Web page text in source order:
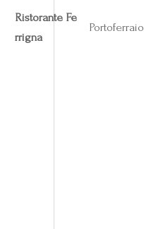
Ristorante Fe
rrigna
Portoferraio